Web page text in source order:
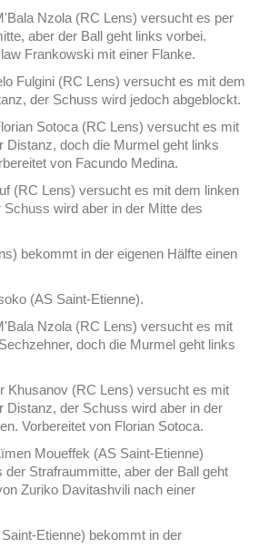
Nzola (RC Lens) versucht es per
aber der Ball geht links vorbei.
Frankowski mit einer Flanke.
Fulgini (RC Lens) versucht es mit dem
der Schuss wird jedoch abgeblockt.
Sotoca (RC Lens) versucht es mit
Distanz, doch die Murmel geht links
von Facundo Medina.
(RC Lens) versucht es mit dem linken
wird aber in der Mitte des
bekommt in der eigenen Hälfte einen
(AS Saint-Etienne).
Nzola (RC Lens) versucht es mit
doch die Murmel geht links
Khusanov (RC Lens) versucht es mit
Distanz, der Schuss wird aber in der
Vorbereitet von Florian Sotoca.
Moueffek (AS Saint-Etienne)
Strafraummitte, aber der Ball geht
Zuriko Davitashvili nach einer
Etienne) bekommt in der